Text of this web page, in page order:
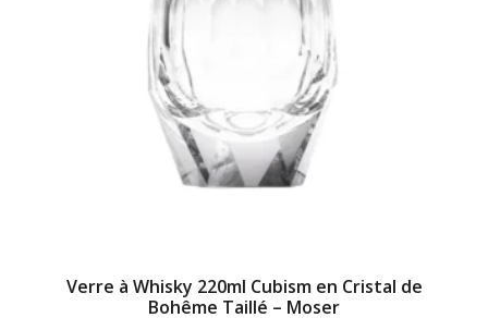
Verre à Whisky 220ml Cubism en Cristal de
Bohême Taillé – Moser